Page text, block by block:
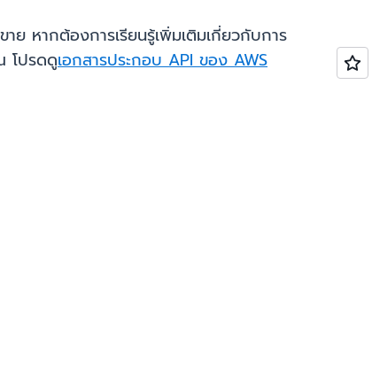
ย หากต้องการเรียนรู้เพิ่มเติมเกี่ยวกับการ
โปรดดูเอกสารประกอบ API ของ AWS